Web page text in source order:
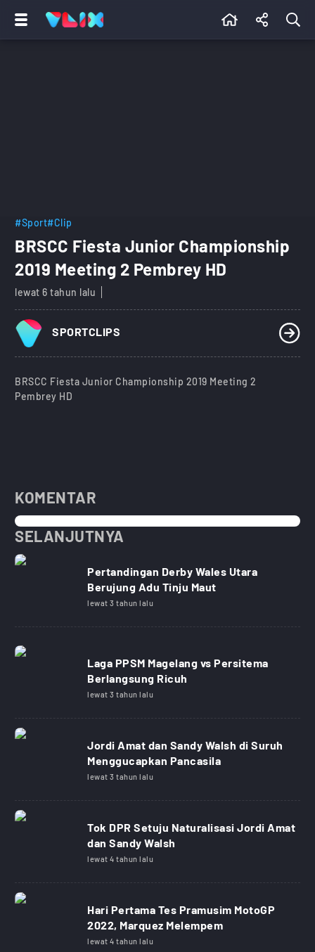
#Sport#Clip
BRSCC Fiesta Junior Championship
2019 Meeting 2 Pembrey HD
lewat 6 tahun lalu
SPORTCLIPS
BRSCC Fiesta Junior Championship 2019 Meeting 2
Pembrey HD
KOMENTAR
SELANJUTNYA
Pertandingan Derby Wales Utara
Berujung Adu Tinju Maut
lewat 3 tahun lalu
Laga PPSM Magelang vs Persitema
Berlangsung Ricuh
lewat 3 tahun lalu
Jordi Amat dan Sandy Walsh di Suruh
Menggucapkan Pancasila
lewat 3 tahun lalu
Tok DPR Setuju Naturalisasi Jordi Amat
dan Sandy Walsh
lewat 4 tahun lalu
Hari Pertama Tes Pramusim MotoGP
2022, Marquez Melempem
lewat 4 tahun lalu